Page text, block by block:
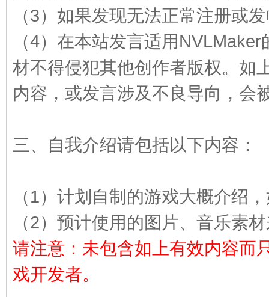
（3）如果发现无法正常注册或
（4）在本站发言适用
材不得侵犯其他创作者版权。如
内容，或发言涉及不良导向，会
三、自我介绍请包括以下内容：
（1）计划自制的游戏大概介绍
（2）预计使用的图片、音乐素
请注意：未包含如上有效内容而
戏开发者。